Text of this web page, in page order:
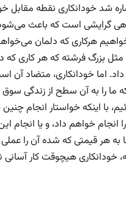
شد خودانکاری نقطه مقابل
گرایشی است که باعث می‌شود
هرکاری که دلمان
بزرگ فرشته که هر کاری
اما خودانکاری، متضاد آن
ما را به آن سطح از زندگی
با اینکه خواستار انجام
انجام خواهم داد، و یا انجام
به هر قیمتی که شده آن را
خودانکاری هیچوقت کار آسانی